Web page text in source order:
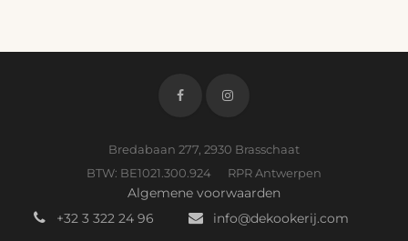
Bredabaan 277, 2930 Brasschaat
BTW: BE1021.300.924 RPR Antwerpen
Algemene voorwaarden
+32 3 322 24 96
info@dekookerij.com